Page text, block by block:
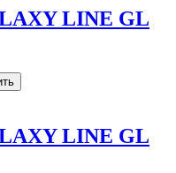
LINE GL
LINE GL